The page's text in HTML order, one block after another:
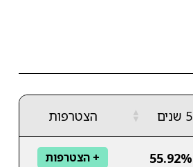
5 שנים ▲
▼ הצטרפות
55.92% + הצטרפות